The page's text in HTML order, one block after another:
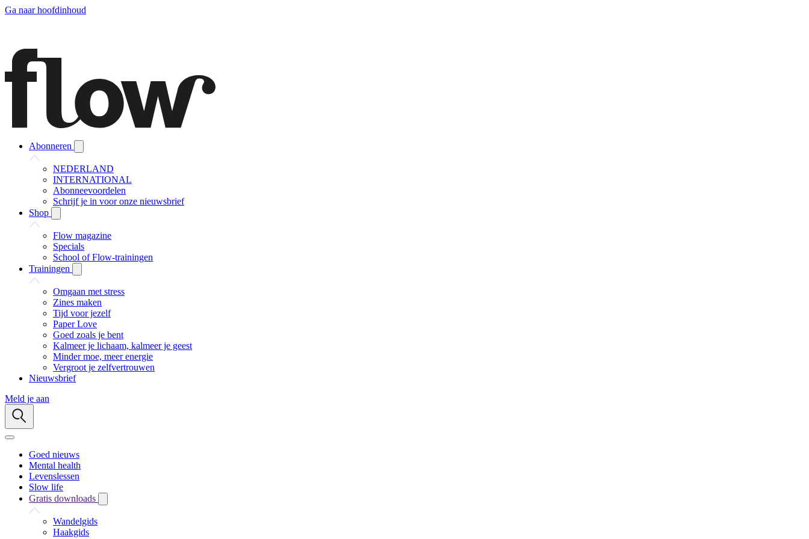
Ga naar hoofdinhoud
Abonneren
NEDERLAND
INTERNATIONAL
Abonneevoordelen
Schrijf je in voor onze nieuwsbrief
Shop
Flow magazine
Specials
School of Flow-trainingen
Trainingen
Omgaan met stress
Zines maken
Tijd voor jezelf
Paper Love
Goed zoals je bent
Kalmeer je lichaam, kalmeer je geest
Minder moe, meer energie
Vergroot je zelfvertrouwen
Nieuwsbrief
Meld je aan
Goed nieuws
Mental health
Levenslessen
Slow life
Gratis downloads
Wandelgids
Haakgids